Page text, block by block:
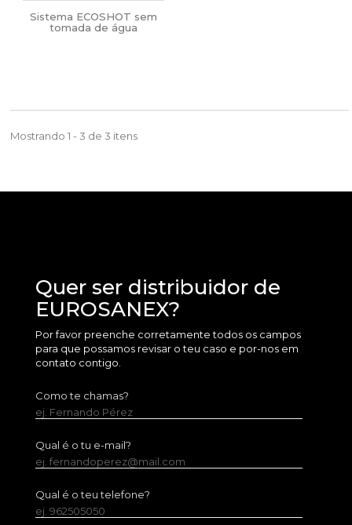
Sistema ECOSHOT sem
tomada de água
Mostrando 1 - 3 de 3 itens
Quer ser distribuidor de
EUROSANEX?
Por favor preenche corretamente todos os campos
para que possamos revisar o teu caso e por-nos em
contato contigo.
Como te chamas?
ej. Fernando Pérez
Qual é o tu e-mail?
ej. fernandoperez@mail.com
Qual é o teu telefone?
ej. 962505050